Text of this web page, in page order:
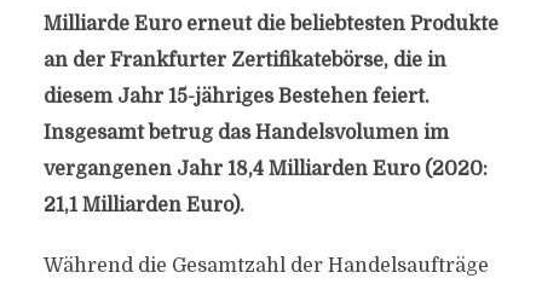
Milliarde Euro erneut die beliebtesten Produkte
an der Frankfurter Zertifikatebörse, die in
diesem Jahr 15-jähriges Bestehen feiert.
Insgesamt betrug das Handelsvolumen im
vergangenen Jahr 18,4 Milliarden Euro (2020:
21,1 Milliarden Euro).
Während die Gesamtzahl der Handelsaufträge